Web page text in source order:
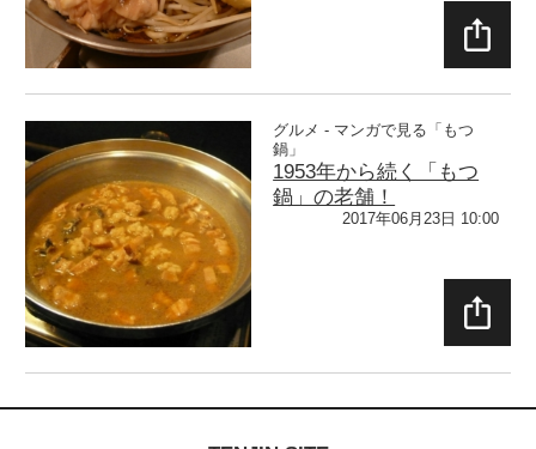
グルメ - マンガで見る「もつ
鍋」
1953年から続く「もつ
鍋」の老舗！
2017年06月23日 10:00